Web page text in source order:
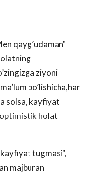
qayg’udaman"
ziyoni
bo’lishicha,har
solsa, kayfiyat
optimistik holat
tugmasi",
majburan